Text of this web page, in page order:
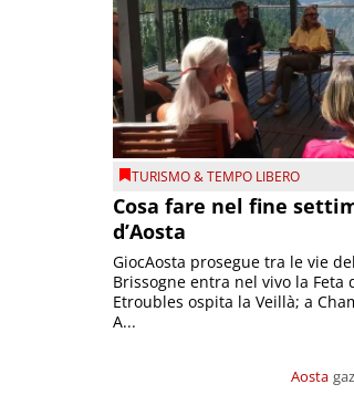
TURISMO & TEMPO LIBERO
Cosa fare nel fine
d’Aosta
Aosta
GiocAosta prosegue tra le vie
Brissogne entra nel vivo la Feta
Etroubles ospita la Veillà; a
A...